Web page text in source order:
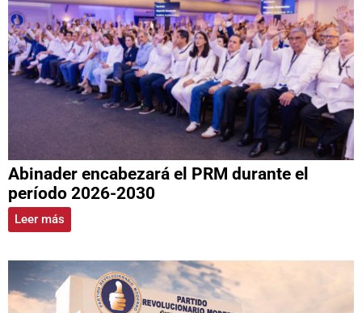
Abinader encabezará el PRM durante el
período 2026-2030
Leer más